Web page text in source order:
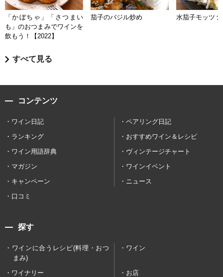
「かぼちゃ」「さつまい
も」のおつまみでワインを
飲もう！【2022】
茄子のバジル炒め 水茄子モッツァ
すべて見る
コンテンツ
ワイン日記
ペアリング日記
ランキング
おすすめワイン＆レシピ
ワイン用語辞典
ヴィンテージチャート
マガジン
ワインイベント
キャンペーン
ニュース
口コミ
探す
ワインに合うレシピ(料理・おつ
まみ)
ワイン
ワイナリー お店